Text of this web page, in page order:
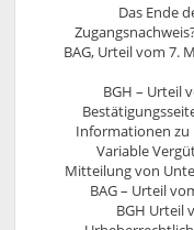
Das Ende
BAG, Urteil vom 7.
BGH – Urteil
Informationen
Variable
Mitteilung von
BAG – Urteil
BGH Urteil